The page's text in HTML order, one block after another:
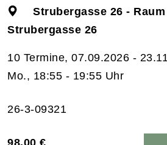
Strubergasse 26 - Raum
Strubergasse 26
10 Termine, 07.09.2026 -
Mo., 18:55 - 19:55 Uhr
26-3-09321
98,00 €